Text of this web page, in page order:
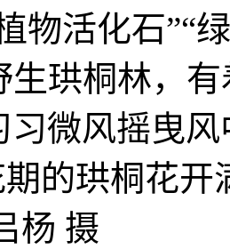
物活化石”“
生珙桐林，
习微风摇曳
期的珙桐花
杨 摄